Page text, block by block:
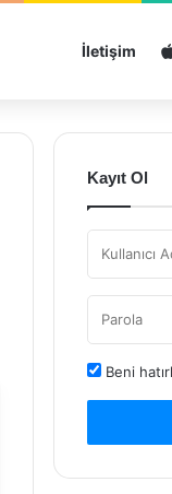
İletişim
Kayıt Ol
Beni